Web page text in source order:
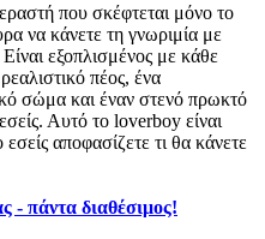
που σκέφτεται μόνο το
να κάνετε τη γνωριμία με
εξοπλισμένος με κάθε
πέος, ένα
σώμα και έναν στενό πρωκτό
Αυτό το loverboy είναι
αποφασίζετε τι θα κάνετε
- πάντα διαθέσιμος!